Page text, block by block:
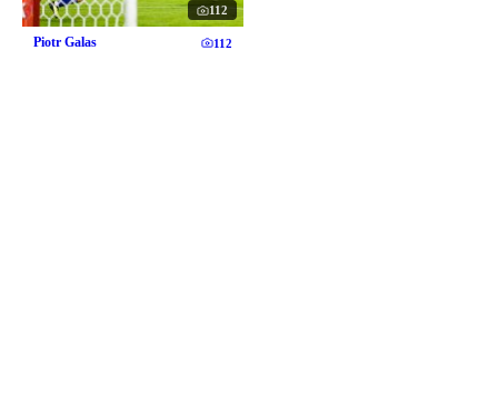
112
Piotr Galas 112